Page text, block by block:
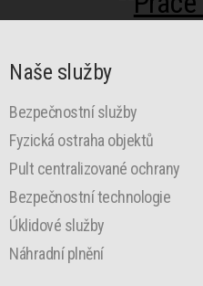
Naše služby
Bezpečnostní služby
Fyzická ostraha objektů
Pult centralizované ochrany
Bezpečnostní technologie
Úklidové služby
Náhradní plnění